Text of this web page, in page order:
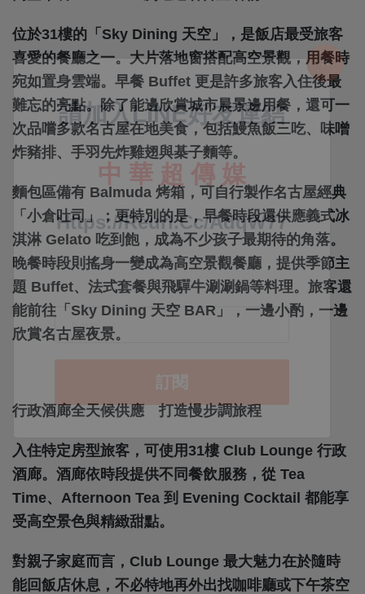
位於31樓的「Sky Dining 天空」，是飯店最受旅客
喜愛的餐廳之一。大片落地窗搭配高空景觀，用餐時
宛如置身雲端。早餐 Buffet 更是許多旅客入住後最
難忘的亮點。除了能邊欣賞城市晨景邊用餐，還可一
次品嚐多款名古屋在地美食，包括鰻魚飯三吃、味噌
炸豬排、手羽先炸雞翅與棊子麵等。
麵包區備有 Balmuda 烤箱，可自行製作名古屋經典
「小倉吐司」；更特別的是，早餐時段還供應義式冰
淇淋 Gelato 吃到飽，成為不少孩子最期待的角落。
晚餐時段則搖身一變成為高空景觀餐廳，提供季節主
題 Buffet、法式套餐與飛驒牛涮涮鍋等料理。旅客還
能前往「Sky Dining 天空 BAR」，一邊小酌，一邊
欣賞名古屋夜景。
行政酒廊全天候供應 打造慢步調旅程
入住特定房型旅客，可使用31樓 Club Lounge 行政
酒廊。酒廊依時段提供不同餐飲服務，從 Tea
Time、Afternoon Tea 到 Evening Cocktail 都能享
受高空景色與精緻甜點。
對親子家庭而言，Club Lounge 最大魅力在於隨時
能回飯店休息，不必特地再外出找咖啡廳或下午茶空